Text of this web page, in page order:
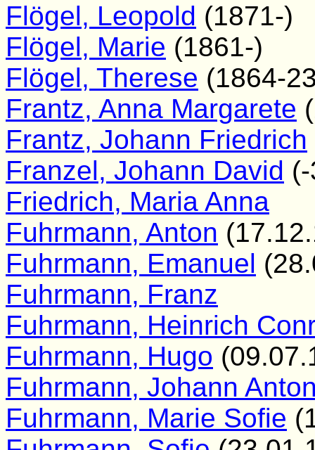
Flögel, Leopold (1871-)
Flögel, Marie (1861-)
Flögel, Therese (1864-
Frantz, Anna Margarete
Frantz, Johann Friedrich
Franzel, Johann David
Friedrich, Maria Anna
Fuhrmann, Anton
Fuhrmann, Emanuel
Fuhrmann, Franz
Fuhrmann, Heinrich
Fuhrmann, Hugo
Fuhrmann, Johann
Fuhrmann, Marie Sofie